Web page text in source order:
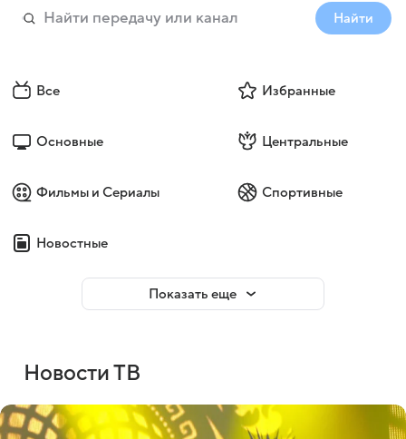
Найти
Все Избранные
Основные Центральные
Фильмы и Сериалы Спортивные
Новостные
Показать еще
Новости ТВ